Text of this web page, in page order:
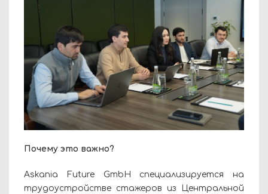
Почему это важно?
Askania Future GmbH специализируется на
трудоустройстве стажеров из Центральной